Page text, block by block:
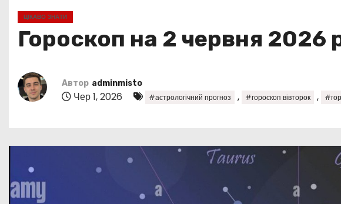
ЦІКАВО ЗНАТИ
Гороскоп на 2 червня 2026
Автор adminmisto
Чер 1, 2026 #астрологічний прогноз , #гороскоп вівторок ,